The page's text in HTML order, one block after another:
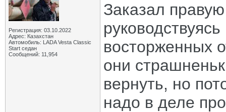
Регистрация: 03.10.2022
Адрес: Казахстан
Автомобиль: LADA Vesta Classic
Start седан
Сообщений: 11,954
Заказал
восторженных
они
вернуть, но
надо в деле